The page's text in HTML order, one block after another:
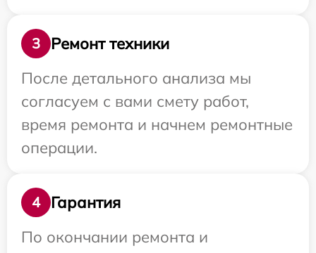
3
Ремонт техники
После детального анализа мы
согласуем с вами смету работ,
время ремонта и начнем ремонтные
операции.
4
Гарантия
По окончании ремонта и